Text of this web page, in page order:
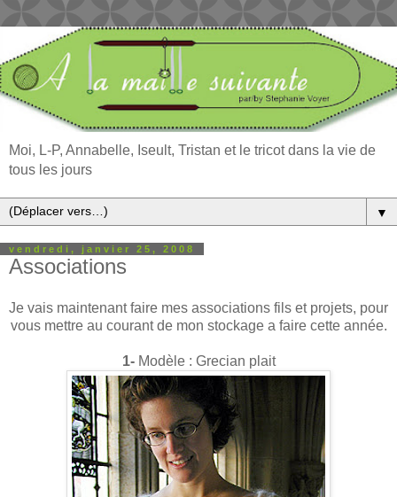
Moi, L-P, Annabelle, Iseult, Tristan et le tricot dans la vie de
tous les jours
▼
vendredi, janvier 25, 2008
Associations
Je vais maintenant faire mes associations fils et projets, pour
vous mettre au courant de mon stockage a faire cette année.
1-Modèle : Grecian plait